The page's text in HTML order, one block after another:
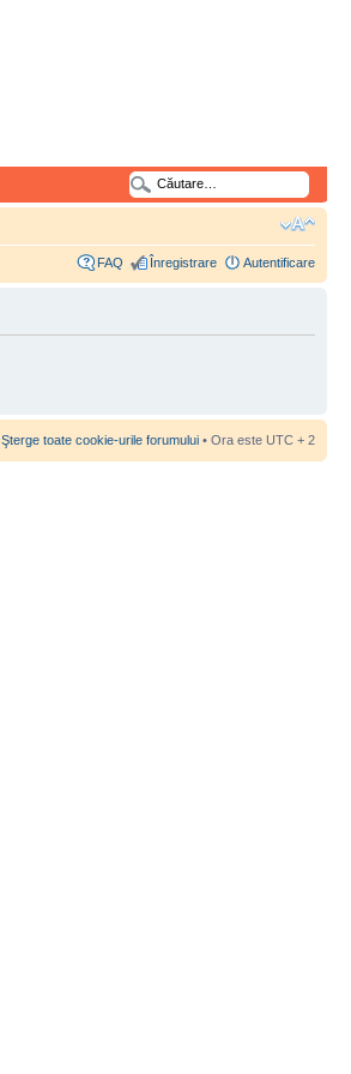
FAQ Înregistrare Autentificare
Şterge toate cookie-urile forumului • Ora este UTC + 2